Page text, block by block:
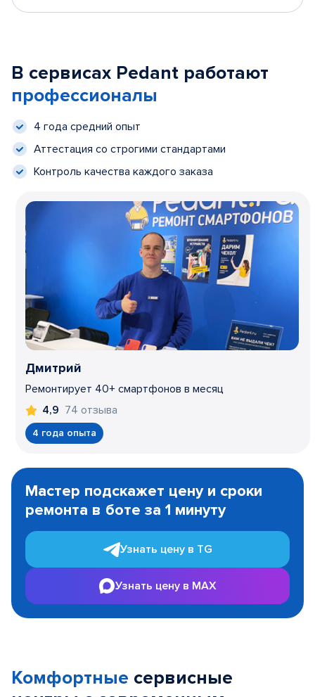
В сервисах Pedant работают
профессионалы
4 года средний опыт
Аттестация со строгими стандартами
Контроль качества каждого заказа
Дмитрий
Ремонтирует 40+ смартфонов в месяц
4,9 74 отзыва
4 года опыта
1
Мастер подскажет цену и сроки
ремонта в боте за 1 минуту
Узнать цену в TG
Узнать цену в MAX
Комфортные сервисные